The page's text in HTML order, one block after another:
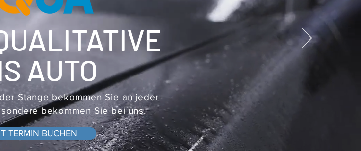
AUTO
Stange bekommen Sie an jeder
bekommen Sie bei uns.
TERMIN BUCHEN